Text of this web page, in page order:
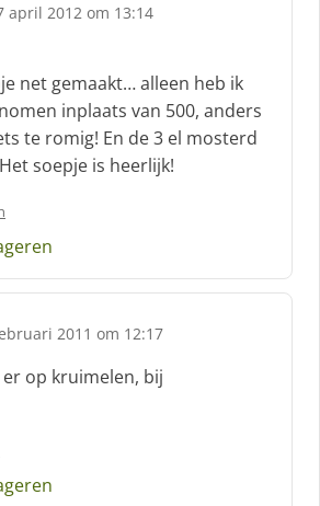
april 2012 om 13:14
net gemaakt… alleen heb ik
inplaats van 500, anders
te romig! En de 3 el mosterd
soepje is heerlijk!
2011 om 12:17
op kruimelen, bij